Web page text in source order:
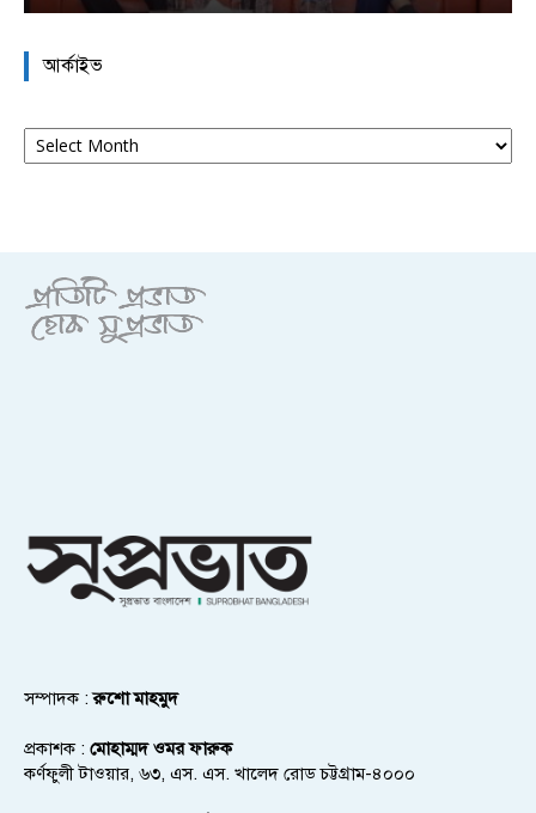
আর্কাইভ
আর্কাইভ
সম্পাদক :রুশো মাহমুদ
প্রকাশক : মোহাম্মদ ওমর ফারুক
কর্ণফুলী টাওয়ার, ৬৩, এস. এস. খালেদ রোড চট্টগ্রাম-৪০০০